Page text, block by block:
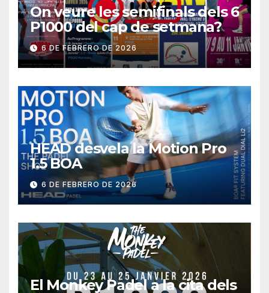
On veure les semifinals dels 6
P1000 del cap de setmana?
6 DE FEBRERO DE 2026
HEAD desvela la Motion Pro
1.5 BOA
6 DE FEBRERO DE 2026
El Monkey Padel a la cita dels